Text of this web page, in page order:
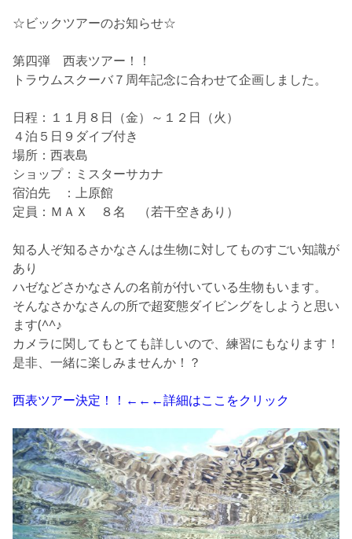
☆ビックツアーのお知らせ☆
第四弾 西表ツアー！！
トラウムスクーバ７周年記念に合わせて企画しました。
日程：１１月８日（金）～１２日（火）
４泊５日９ダイブ付き
場所：西表島
ショップ：ミスターサカナ
宿泊先 ：上原館
定員：ＭＡＸ ８名 （若干空きあり）
知る人ぞ知るさかなさんは生物に対してものすごい知識が
あり
ハゼなどさかなさんの名前が付いている生物もいます。
そんなさかなさんの所で超変態ダイビングをしようと思い
ます(^^♪
カメラに関してもとても詳しいので、練習にもなります！
是非、一緒に楽しみませんか！？
西表ツアー決定！！←←←詳細はここをクリック